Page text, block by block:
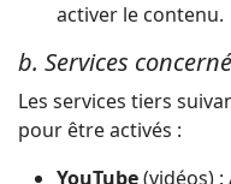
activer le contenu.
b. Services
Les services tiers
pour être activés :
YouTube(vidéos) :